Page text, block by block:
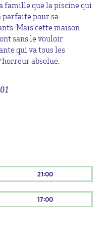
famille que la piscine qui
parfaite pour sa
Mais cette maison
sans le vouloir
qui va tous les
absolue.
21:00
17:00